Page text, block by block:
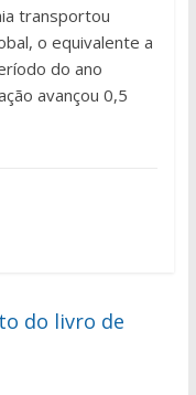
transportou
o equivalente a
do ano
avançou 0,5
do livro de